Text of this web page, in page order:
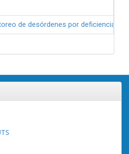
de desórdenes por deficiencia